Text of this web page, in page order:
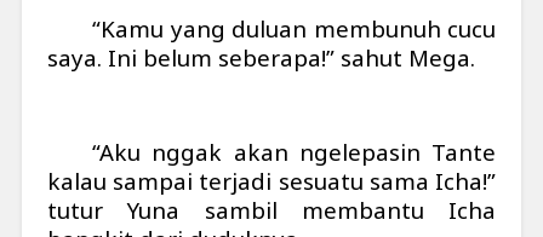
“Kamu yang duluan membunuh cucu
saya. Ini belum seberapa!” sahut Mega.
“Aku nggak akan ngelepasin Tante
kalau sampai terjadi sesuatu sama Icha!”
tutur Yuna sambil membantu Icha